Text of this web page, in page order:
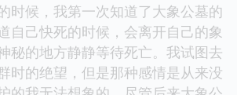
时候，我第一次知道了大象公墓的
自己快死的时候，会离开自己的象
秘的地方静静等待死亡。我试图去
时的绝望，但是那种感情是从来没